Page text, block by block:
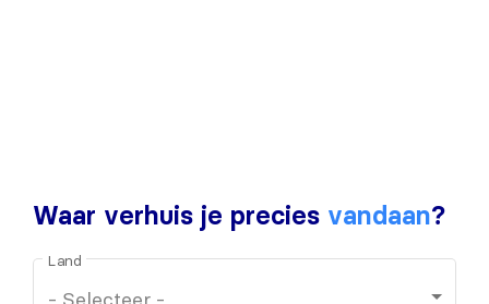
Waar verhuis je precies vandaan?
Land